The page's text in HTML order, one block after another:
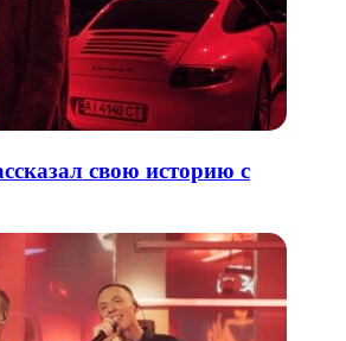
свою историю с